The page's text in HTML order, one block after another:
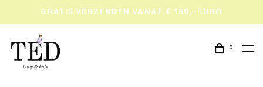
GRATIS VERZENDEN VANAF € 150,-EURO
0